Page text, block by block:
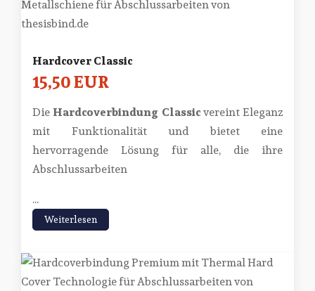
Hardcover Classic
15,50 EUR
Die Hardcoverbindung Classicvereint Eleganz
mit Funktionalität und bietet eine
hervorragende Lösung für alle, die ihre
Abschlussarbeiten
...
Weiterlesen